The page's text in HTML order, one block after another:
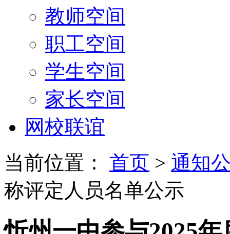
教师空间
职工空间
学生空间
家长空间
网校联谊
当前位置： 首页 > 通知
称评定人员名单公示